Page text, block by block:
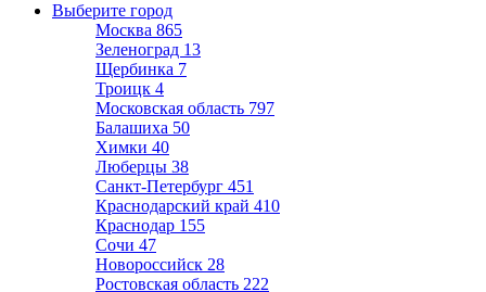
Выберите город
Москва 865
Зеленоград 13
Щербинка 7
Троицк 4
Московская область 797
Балашиха 50
Химки 40
Люберцы 38
Санкт-Петербург 451
Краснодарский край 410
Краснодар 155
Сочи 47
Новороссийск 28
Ростовская область 222